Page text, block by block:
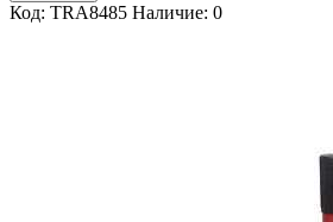
Код: TRA8485 Наличие: 0